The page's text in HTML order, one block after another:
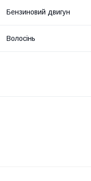
Бензиновий двигун
Волосінь